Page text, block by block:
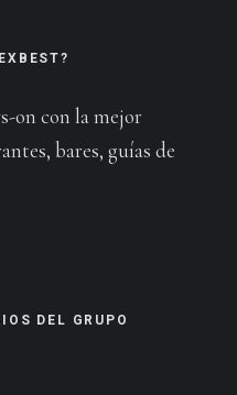
on con la mejor
bares, guías de
DEL GRUPO